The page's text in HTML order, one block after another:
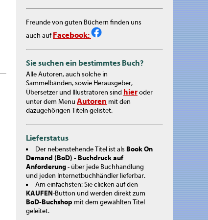
Freunde von guten Büchern finden uns
auch auf Facebook:
Sie suchen ein bestimmtes Buch?
Alle Autoren, auch solche in
Sammelbänden, sowie Herausgeber,
Übersetzer und Illustratoren sind hieroder
unter dem Menu Autoren mit den
dazugehörigen Titeln gelistet.
Lieferstatus
Der nebenstehende Titel ist als Book On
Demand (BoD) - Buchdruck auf
Anforderung- über jede Buchhandlung
und jeden Internetbuchhändler lieferbar.
Am einfachsten: Sie clicken auf den
KAUFEN-Button und werden direkt zum
BoD-Buchshop mit dem gewählten Titel
geleitet.